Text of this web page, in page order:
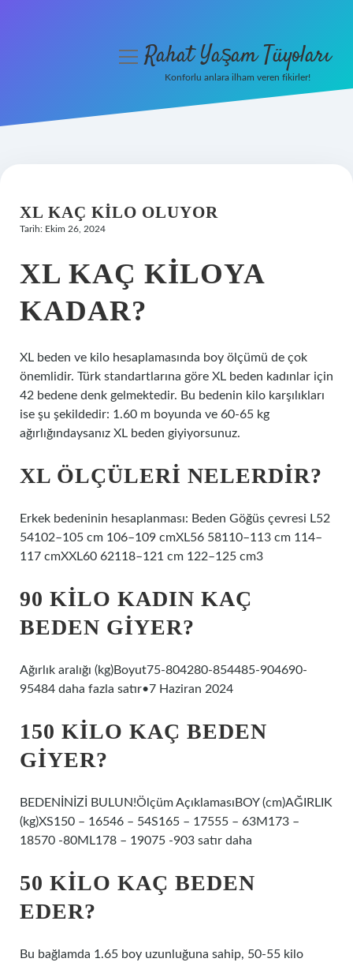
Hakkımızda
menüyüRahat Yaşam Tüyoları
Konforlu anlara ilham veren fikirler!
XL KAÇ KILO OLUYOR
Tarih: Ekim 26, 2024
XL KAÇ KILOYA
KADAR?
XL beden ve kilo hesaplamasında boy ölçümü de çok
önemlidir. Türk standartlarına göre XL beden kadınlar için
42 bedene denk gelmektedir. Bu bedenin kilo karşılıkları
ise şu şekildedir: 1.60 m boyunda ve 60-65 kg
ağırlığındaysanız XL beden giyiyorsunuz.
XL ÖLÇÜLERI NELERDIR?
Erkek bedeninin hesaplanması: Beden Göğüs çevresi L52
54102–105 cm 106–109 cmXL56 58110–113 cm 114–
117 cmXXL60 62118–121 cm 122–125 cm3
90 KILO KADIN KAÇ
BEDEN GIYER?
Ağırlık aralığı (kg)Boyut75-804280-854485-904690-
95484 daha fazla satır•7 Haziran 2024
150 KILO KAÇ BEDEN
GIYER?
BEDENİNİZİ BULUN!Ölçüm AçıklamasıBOY (cm)AĞIRLIK
(kg)XS150 – 16546 – 54S165 – 17555 – 63M173 –
18570 -80ML178 – 19075 -903 satır daha
50 KILO KAÇ BEDEN
EDER?
Bu bağlamda 1.65 boy uzunluğuna sahip, 50-55 kilo